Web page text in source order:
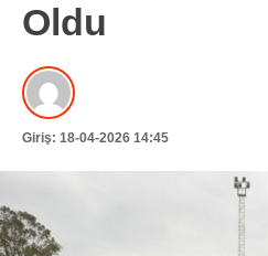
ASAYIŞ
SPOR
GÜNDEM
SAĞLIK
Oldu
Giriş: 18-04-2026 14:45